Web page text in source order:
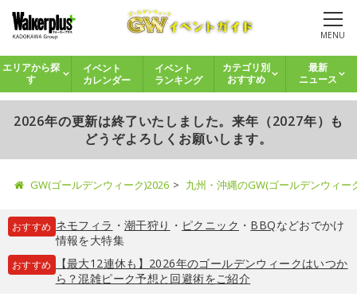
MENU
エリアから探
す
イベント
カレンダー
イベント
ランキング
カテゴリ別
おすすめ
最新
ニュース
2026年の更新は終了いたしました。来年（2027年）も
どうぞよろしくお願いします。
GW(ゴールデンウィーク)2026 九州・沖縄のGW(ゴールデンウィ
おすすめ ネモフィラ ・ 潮干狩り ・ ピクニック ・ BBQなどおでかけ
情報を大特集
おすすめ
【最大12連休も】2026年のゴールデンウィークはいつか
ら？混雑ピーク予想と回避術をご紹介